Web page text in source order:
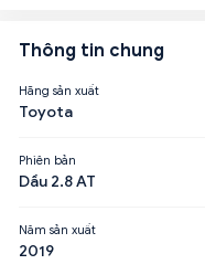
Thông tin chung
Hãng sản xuất
Toyota
Phiên bản
Dầu 2.8 AT
Năm sản xuất
2019